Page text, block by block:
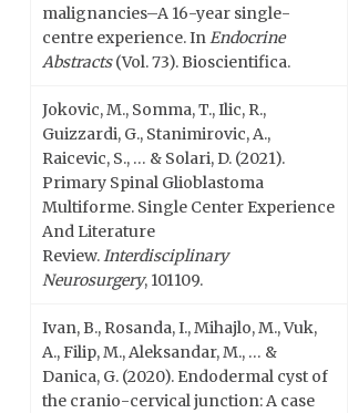
malignancies–A 16-year single-
centre experience. InEndocrine
Abstracts(Vol. 73). Bioscientifica.
Jokovic, M., Somma, T., Ilic, R.,
Guizzardi, G., Stanimirovic, A.,
Raicevic, S., … & Solari, D. (2021).
Primary Spinal Glioblastoma
Multiforme. Single Center Experience
And Literature
Review.Interdisciplinary
Neurosurgery, 101109.
Ivan, B., Rosanda, I., Mihajlo, M., Vuk,
A., Filip, M., Aleksandar, M., … &
Danica, G. (2020). Endodermal cyst of
the cranio-cervical junction: A case